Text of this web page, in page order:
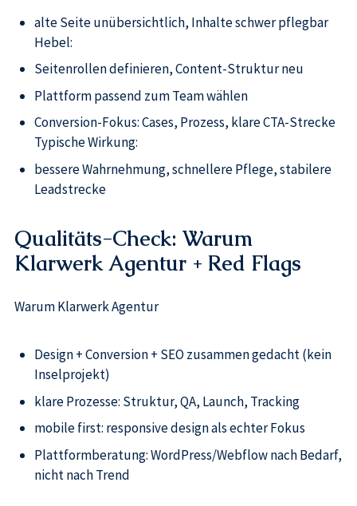
alte Seite unübersichtlich, Inhalte schwer pflegbar
Hebel:
Seitenrollen definieren, Content-Struktur neu
Plattform passend zum Team wählen
Conversion-Fokus: Cases, Prozess, klare CTA-Strecke
Typische Wirkung:
bessere Wahrnehmung, schnellere Pflege, stabilere
Leadstrecke
Qualitäts-Check: Warum
Klarwerk Agentur + Red Flags
Warum Klarwerk Agentur
Design + Conversion + SEO zusammen gedacht (kein
Inselprojekt)
klare Prozesse: Struktur, QA, Launch, Tracking
mobile first: responsive design als echter Fokus
Plattformberatung: WordPress/Webflow nach Bedarf,
nicht nach Trend